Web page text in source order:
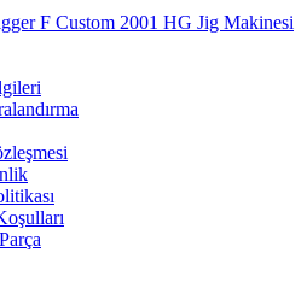
F Custom 2001 HG Jig Makinesi